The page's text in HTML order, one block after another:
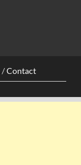
/Contact